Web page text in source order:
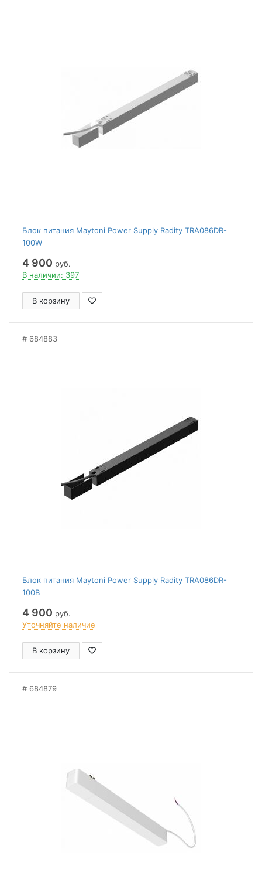
Блок питания Maytoni Power Supply Radity TRA086DR-
100W
4 900 руб.
В наличии: 397
В корзину
684883
Блок питания Maytoni Power Supply Radity TRA086DR-
100B
4 900 руб.
Уточняйте наличие
В корзину
684879